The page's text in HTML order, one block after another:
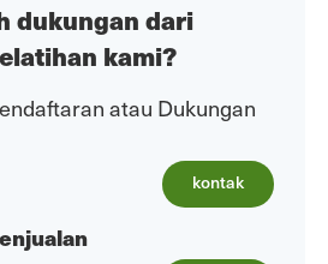
dukungan dari
kami?
atau Dukungan
kontak